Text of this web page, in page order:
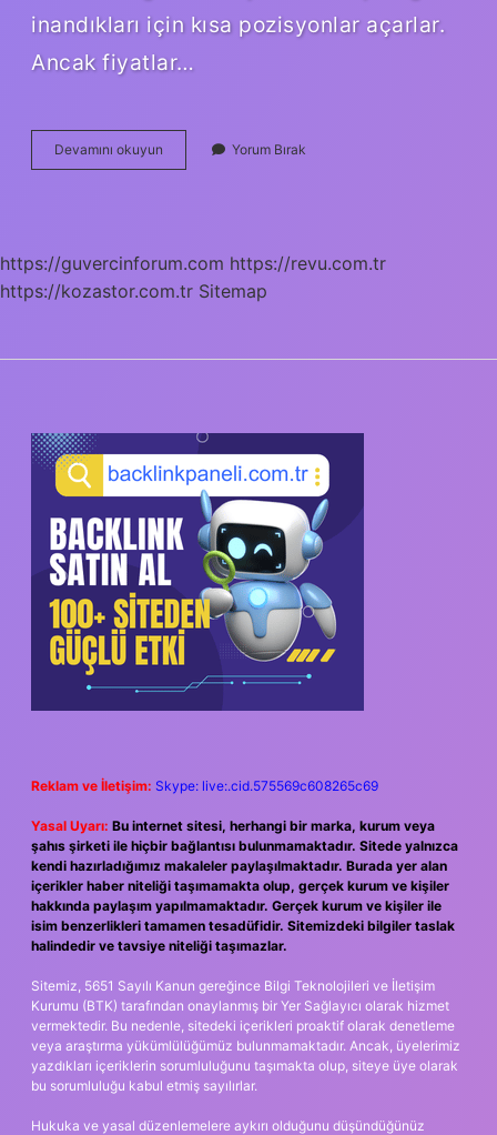
inandıkları için kısa pozisyonlar açarlar.
Ancak fiyatlar…
Devamını okuyun
Piyasası
Yorum Bırak
https://guvercinforum.com https://revu.com.tr
https://kozastor.com.tr Sitemap
SIDEBAR
Reklam ve İletişim: Skype: live:.cid.575569c608265c69
Yasal Uyarı: Bu internet sitesi, herhangi bir marka, kurum veya
şahıs şirketi ile hiçbir bağlantısı bulunmamaktadır. Sitede yalnızca
kendi hazırladığımız makaleler paylaşılmaktadır. Burada yer alan
içerikler haber niteliği taşımamakta olup, gerçek kurum ve kişiler
hakkında paylaşım yapılmamaktadır. Gerçek kurum ve kişiler ile
isim benzerlikleri tamamen tesadüfidir. Sitemizdeki bilgiler taslak
halindedir ve tavsiye niteliği taşımazlar.
Sitemiz, 5651 Sayılı Kanun gereğince Bilgi Teknolojileri ve İletişim
Kurumu (BTK) tarafından onaylanmış bir Yer Sağlayıcı olarak hizmet
vermektedir. Bu nedenle, sitedeki içerikleri proaktif olarak denetleme
veya araştırma yükümlülüğümüz bulunmamaktadır. Ancak, üyelerimiz
yazdıkları içeriklerin sorumluluğunu taşımakta olup, siteye üye olarak
bu sorumluluğu kabul etmiş sayılırlar.
Hukuka ve yasal düzenlemelere aykırı olduğunu düşündüğünüz